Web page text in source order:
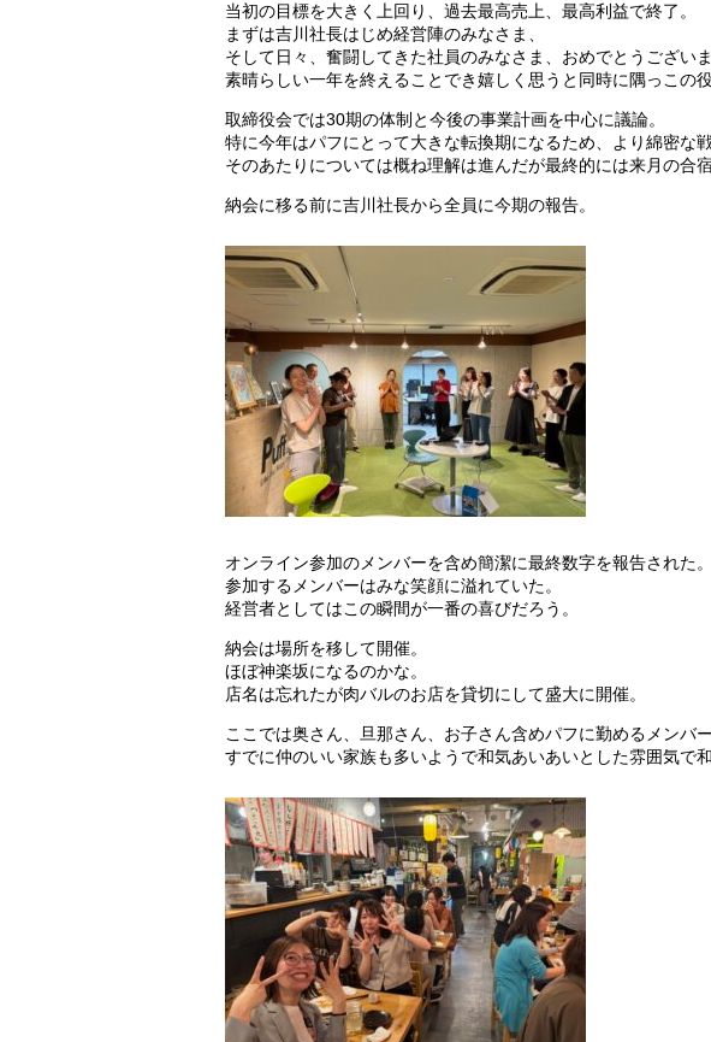
当初の目標を大きく上回り、過去最高売上、最高利益で終了。
まずは吉川社長はじめ経営陣のみなさま、
そして日々、奮闘してきた社員のみなさま、おめでとうございま
素晴らしい一年を終えることでき嬉しく思うと同時に隅っこの
取締役会では30期の体制と今後の事業計画を中心に議論。
特に今年はパフにとって大きな転換期になるため、より綿密な
そのあたりについては概ね理解は進んだが最終的には来月の合宿
納会に移る前に吉川社長から全員に今期の報告。
オンライン参加のメンバーを含め簡潔に最終数字を報告された。
参加するメンバーはみな笑顔に溢れていた。
経営者としてはこの瞬間が一番の喜びだろう。
納会は場所を移して開催。
ほぼ神楽坂になるのかな。
店名は忘れたが肉バルのお店を貸切にして盛大に開催。
ここでは奥さん、旦那さん、お子さん含めパフに勤めるメンバ
すでに仲のいい家族も多いようで和気あいあいとした雰囲気で和